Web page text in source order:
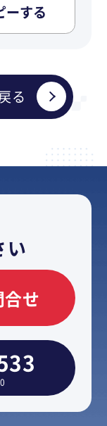
ーする
る
い
せ